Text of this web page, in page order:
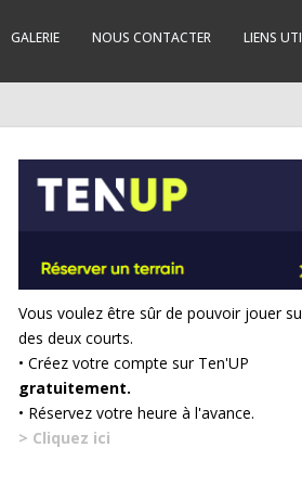
GALERIE NOUS CONTACTER LIENS
Vous voulez être sûr de pouvoir jouer
des deux courts.
• Créez votre compte sur Ten'UP
gratuitement.
• Réservez votre heure à l'avance.
> Cliquez ici